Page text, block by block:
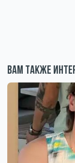
Вам также